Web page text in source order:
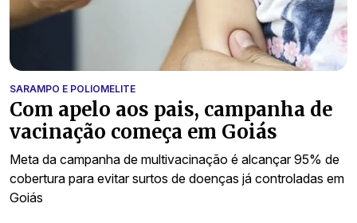
SARAMPO E POLIOMELITE
Com apelo aos pais, campanha de
vacinação começa em Goiás
Meta da campanha de multivacinação é alcançar 95% de
cobertura para evitar surtos de doenças já controladas em
Goiás